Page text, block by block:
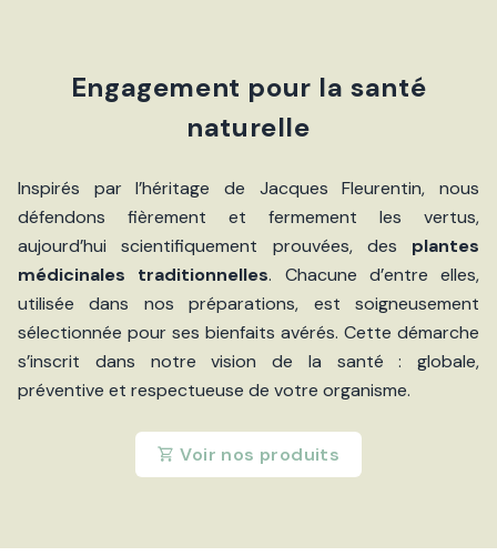
Engagement pour la santé
naturelle
Inspirés par l’héritage de Jacques Fleurentin, nous
défendons fièrement et fermement les vertus,
aujourd’hui scientifiquement prouvées, des plantes
médicinales traditionnelles. Chacune d’entre elles,
utilisée dans nos préparations, est soigneusement
sélectionnée pour ses bienfaits avérés. Cette démarche
s’inscrit dans notre vision de la santé : globale,
préventive et respectueuse de votre organisme.
Voir nos produits